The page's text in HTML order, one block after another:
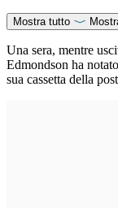
Mostra tutto
Una sera, mentre
Edmondson ha
sua cassetta della